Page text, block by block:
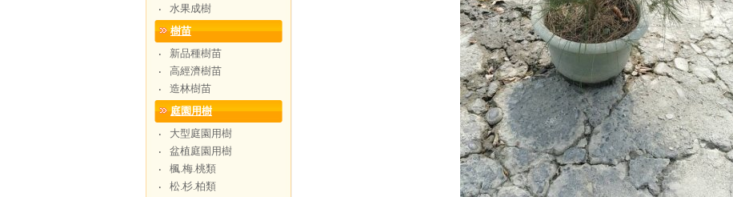
‧
水果成樹
樹苗
‧
新品種樹苗
‧
高經濟樹苗
‧
造林樹苗
庭園用樹
‧
大型庭園用樹
‧
盆植庭園用樹
‧
楓.梅.桃類
‧
松.杉.柏類